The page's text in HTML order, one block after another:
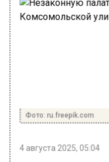
Фото: ru.freepik.com
4 августа 2025, 05:04